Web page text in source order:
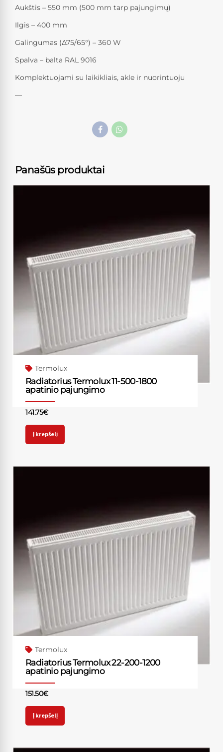
Aukštis – 550 mm (500 mm tarp pajungimų)
Ilgis – 400 mm
Galingumas (Δ75/65°) – 360 W
Spalva – balta RAL 9016
Komplektuojami su laikikliais, akle ir nuorintuoju
—
Panašūs produktai
Termolux
Radiatorius Termolux 11-500-1800
apatinio pajungimo
141.75€
Į krepšelį
Termolux
Radiatorius Termolux 22-200-1200
apatinio pajungimo
151.50€
Į krepšelį